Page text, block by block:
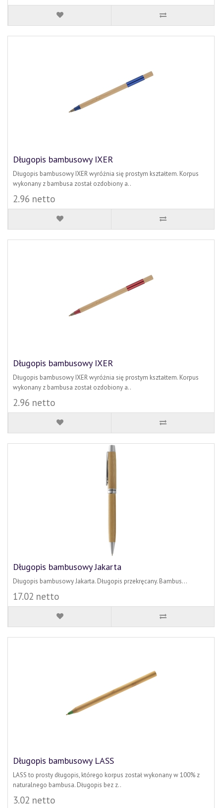
Długopis bambusowy IXER
Długopis bambusowy IXER wyróżnia się prostym kształtem. Korpus
wykonany z bambusa został ozdobiony a..
2.96 netto
Długopis bambusowy IXER
Długopis bambusowy IXER wyróżnia się prostym kształtem. Korpus
wykonany z bambusa został ozdobiony a..
2.96 netto
Długopis bambusowy Jakarta
Długopis bambusowy Jakarta. Długopis przekręcany. Bambus...
17.02 netto
Długopis bambusowy LASS
LASS to prosty długopis, którego korpus został wykonany w 100% z
naturalnego bambusa. Długopis bez z..
3.02 netto